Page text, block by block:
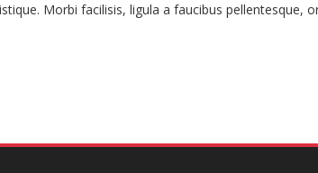
Morbi facilisis, ligula a faucibus pellentesque,